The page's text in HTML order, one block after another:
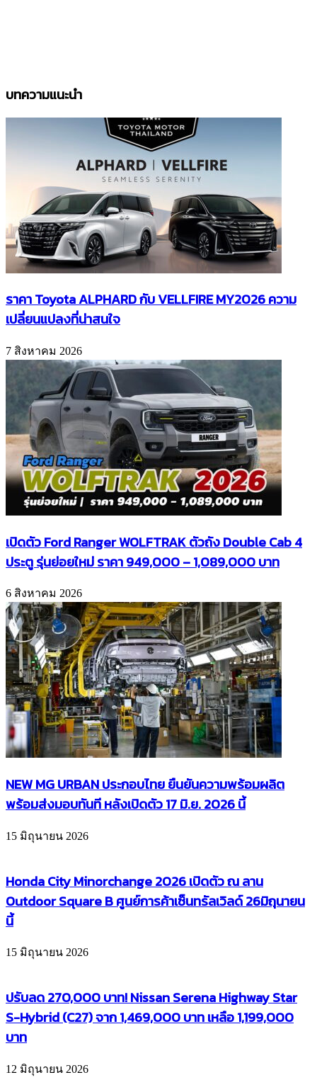
บทความแนะนำ
ราคา Toyota ALPHARD กับ VELLFIRE MY2026 ความ
เปลี่ยนแปลงที่น่าสนใจ
7 สิงหาคม 2026
เปิดตัว Ford Ranger WOLFTRAK ตัวถัง Double Cab 4
ประตู รุ่นย่อยใหม่ ราคา 949,000 – 1,089,000 บาท
6 สิงหาคม 2026
NEW MG URBAN ประกอบไทย ยืนยันความพร้อมผลิต
พร้อมส่งมอบทันที หลังเปิดตัว 17 มิ.ย. 2026 นี้
15 มิถุนายน 2026
Honda City Minorchange 2026 เปิดตัว ณ ลาน
Outdoor Square B ศูนย์การค้าเซ็นทรัลเวิลด์ 26มิถุนายน
นี้
15 มิถุนายน 2026
ปรับลด 270,000 บาท! Nissan Serena Highway Star
S-Hybrid (C27) จาก 1,469,000 บาท เหลือ 1,199,000
บาท
12 มิถุนายน 2026